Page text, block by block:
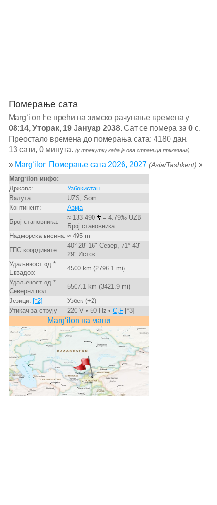
Померање сата
Marg‘ilon ће прећи на зимско рачунање времена у
08:14, Уторак, 19 Јануар 2038. Сат се помера за 0с.
Преостало времена до померања сата: 4180 дан,
13 сати, 0 минута. (у тренутку када је ова страница приказана)
» Marg‘ilon Померање сата 2026, 2027 (Asia/Tashkent) »
Marg‘ilon инфо:
Држава:
Узбекистан
Валута:
UZS, Som
Континент:
Азија
Број становника:
≈ 133 490
= 4.79‰ UZB
Број становника
Надморска висина: ≈ 495 m
ГПС координате
40° 28' 16" Север, 71° 43'
29" Исток
Удаљеност од *
Еквадор:
4500 km (2796.1 mi)
Удаљеност од *
Северни пол:
5507.1 km (3421.9 mi)
Језици: [*2]
Узбек (+2)
Утикач за струју
220 V • 50 Hz • C,F[*3]
Marg‘ilon на мапи